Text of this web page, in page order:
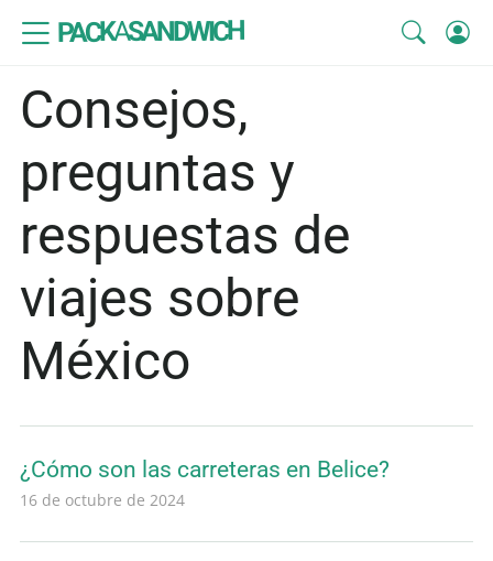
PACKASANDWICH
Consejos,
preguntas y
respuestas de
viajes sobre
México
¿Cómo son las carreteras en Belice?
16 de octubre de 2024